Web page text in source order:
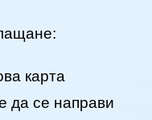
карта
да се направи